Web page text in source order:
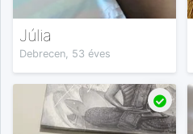
Júlia
Debrecen, 53 éves